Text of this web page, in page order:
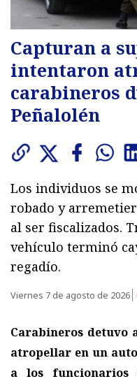
Capturan a
intentaron
carabineros
Peñalolén
Los individuos se
robado y
al ser fiscalizados.
vehículo terminó
regadío.
Viernes 7 de agosto de 2026
Carabineros detuvo
atropellar en un
a los funcionarios